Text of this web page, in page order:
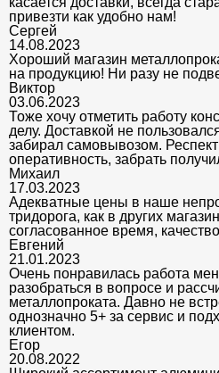
привезти как удобно нам!
Сергей
14.08.2023
Хороший магазин
на продукцию! Ни разу не
Виктор
03.06.2023
Тоже хочу отметить работу
делу. Доставкой не
забирал самовывозом.
оперативность, забрать
Михаил
17.03.2023
Адекватные цены в наше
тридорога, как в других
согласованное время,
Евгений
21.01.2023
Очень понравилась работа
разобраться в вопросе и
металлопроката. Давно не
однозначно 5+ за сервис и
клиентом.
Егор
20.08.2022